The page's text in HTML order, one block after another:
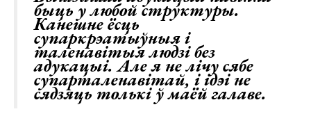
быць у любой структуры.
Канешне ёсць
супаркрэатыўныя і
таленавітыя людзі без
адукацыі. Але я не лічу сябе
супарталенавітай, і ідэі не
сядзяць толькі ў маёй галаве.